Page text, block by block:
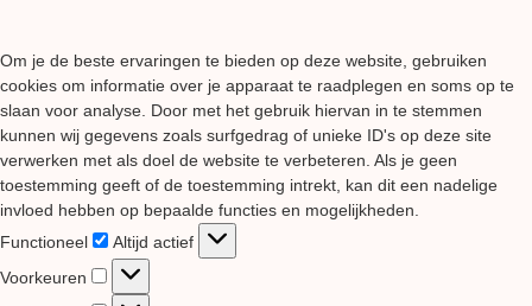
Om je de beste ervaringen te bieden op deze website, gebruiken
cookies om informatie over je apparaat te raadplegen en soms op te
slaan voor analyse. Door met het gebruik hiervan in te stemmen
kunnen wij gegevens zoals surfgedrag of unieke ID's op deze site
verwerken met als doel de website te verbeteren. Als je geen
toestemming geeft of de toestemming intrekt, kan dit een nadelige
invloed hebben op bepaalde functies en mogelijkheden.
Functioneel
Functioneel
Altijd actief
Voorkeuren
Voorkeuren